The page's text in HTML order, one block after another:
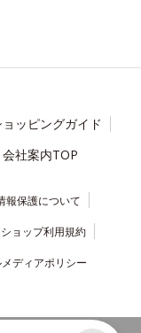
ョッピングガイド
会社案内TOP
報保護について
ョップ利用規約
ディアポリシー